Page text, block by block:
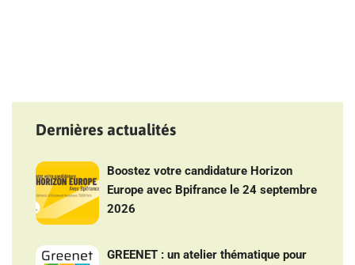
Dernières actualités
Boostez votre candidature Horizon
Europe avec Bpifrance le 24 septembre
2026
GREENET : un atelier thématique pour